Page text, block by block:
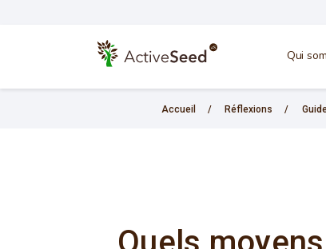
Qui
Accueil / Réflexions /